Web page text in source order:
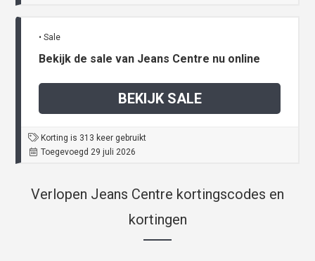
• Sale
Bekijk de sale van Jeans Centre nu online
BEKIJK SALE
Korting is 313 keer gebruikt
Toegevoegd 29 juli 2026
Verlopen Jeans Centre kortingscodes en
kortingen